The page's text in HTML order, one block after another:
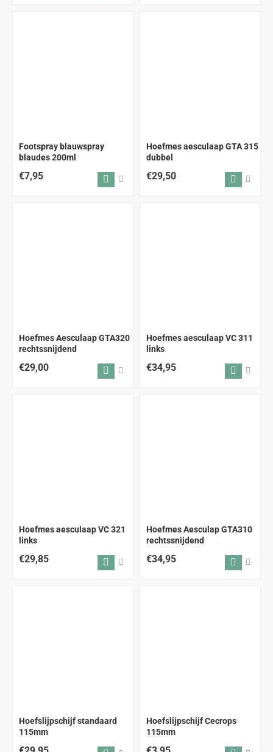
Footspray blauwspray
blaudes 200ml
€7,95
Hoefmes aesculaap GTA 315
dubbel
€29,50
Hoefmes Aesculaap GTA320
rechtssnijdend
€29,00
Hoefmes aesculaap VC 311
links
€34,95
Hoefmes aesculaap VC 321
links
€29,85
Hoefmes Aesculap GTA310
rechtssnijdend
€34,95
Hoefslijpschijf standaard
115mm
Hoefslijpschijf Cecrops
115mm